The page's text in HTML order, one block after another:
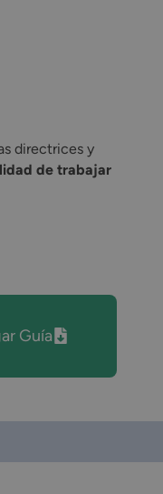
directrices y
de trabajar
Guía